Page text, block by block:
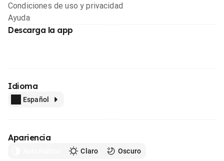
Condiciones de uso y privacidad
Ayuda
Descarga la app
Idioma
Español
Apariencia
Claro Oscuro